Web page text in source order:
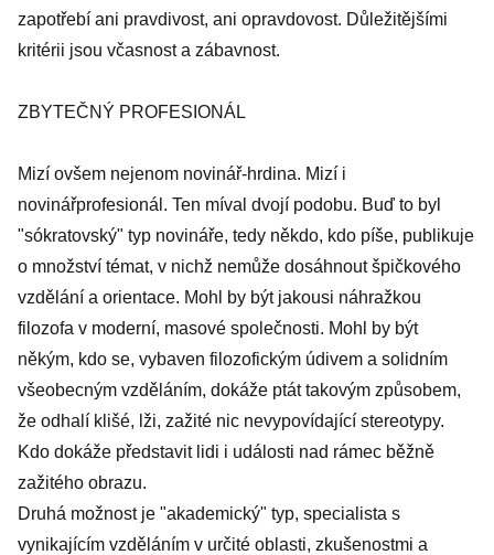
zapotřebí ani pravdivost, ani opravdovost. Důležitějšími
kritérii jsou včasnost a zábavnost.
ZBYTEČNÝ PROFESIONÁL
Mizí ovšem nejenom novinář-hrdina. Mizí i
novinářprofesionál. Ten míval dvojí podobu. Buď to byl
"sókratovský" typ novináře, tedy někdo, kdo píše, publikuje
o množství témat, v nichž nemůže dosáhnout špičkového
vzdělání a orientace. Mohl by být jakousi náhražkou
filozofa v moderní, masové společnosti. Mohl by být
někým, kdo se, vybaven filozofickým údivem a solidním
všeobecným vzděláním, dokáže ptát takovým způsobem,
že odhalí klišé, lži, zažité nic nevypovídající stereotypy.
Kdo dokáže představit lidi i události nad rámec běžně
zažitého obrazu.
Druhá možnost je "akademický" typ, specialista s
vynikajícím vzděláním v určité oblasti, zkušenostmi a